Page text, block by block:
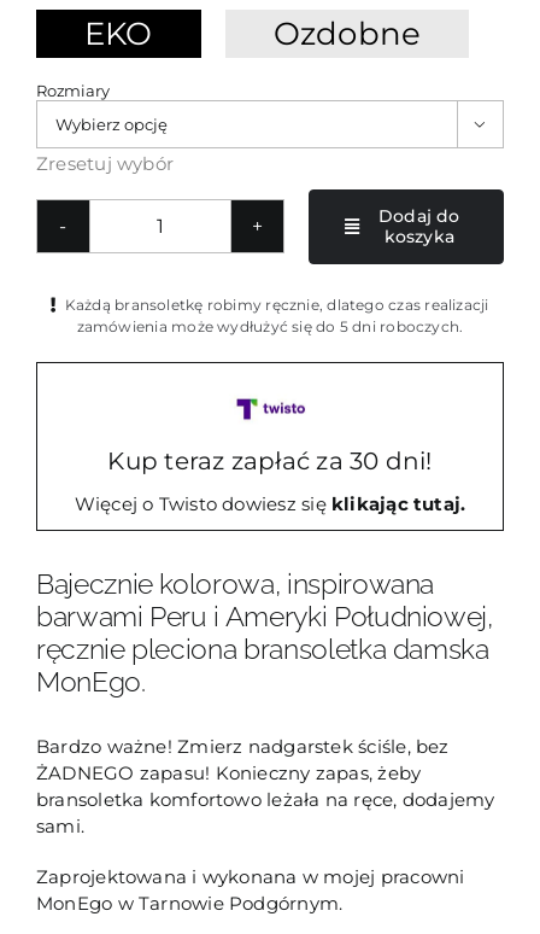
EKO Ozdobne
Rozmiary

Zresetuj wybór
ilość
bransoletka
pleciona
Dodaj do
koszyka
Każdą bransoletkę robimy ręcznie, dlatego czas realizacji
zamówienia może wydłużyć się do 5 dni roboczych.
Kup teraz zapłać za 30 dni!
Więcej o Twisto dowiesz się klikając tutaj.
Bajecznie kolorowa, inspirowana
barwami Peru i Ameryki Południowej,
ręcznie pleciona bransoletka damska
MonEgo.
Bardzo ważne! Zmierz nadgarstek ściśle, bez
ŻADNEGO zapasu! Konieczny zapas, żeby
bransoletka komfortowo leżała na ręce, dodajemy
sami.
Zaprojektowana i wykonana w mojej pracowni
MonEgo w Tarnowie Podgórnym.